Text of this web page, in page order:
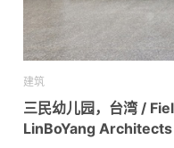
建筑
三民幼儿园，台湾 /
LinBoYang Architects